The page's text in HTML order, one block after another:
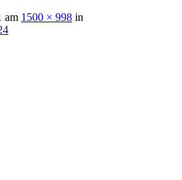
am 1500 × 998 in